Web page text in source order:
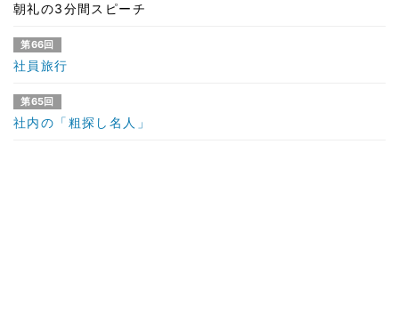
朝礼の3分間スピーチ
第66回
社員旅行
第65回
社内の「粗探し名人」